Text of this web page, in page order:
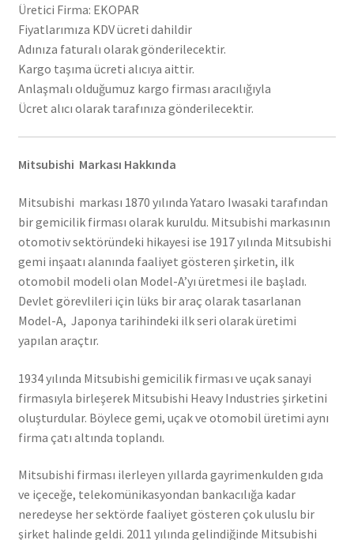
Üretici Firma: EKOPAR
Fiyatlarımıza KDV ücreti dahildir
Adınıza faturalı olarak gönderilecektir.
Kargo taşıma ücreti alıcıya aittir.
Anlaşmalı olduğumuz kargo firması aracılığıyla
Ücret alıcı olarak tarafınıza gönderilecektir.
Mitsubishi Markası Hakkında
Mitsubishi markası 1870 yılında Yataro Iwasaki tarafından
bir gemicilik firması olarak kuruldu. Mitsubishi markasının
otomotiv sektöründeki hikayesi ise 1917 yılında Mitsubishi
gemi inşaatı alanında faaliyet gösteren şirketin, ilk
otomobil modeli olan Model-A’yı üretmesi ile başladı.
Devlet görevlileri için lüks bir araç olarak tasarlanan
Model-A, Japonya tarihindeki ilk seri olarak üretimi
yapılan araçtır.
1934 yılında Mitsubishi gemicilik firması ve uçak sanayi
firmasıyla birleşerek Mitsubishi Heavy Industries şirketini
oluşturdular. Böylece gemi, uçak ve otomobil üretimi aynı
firma çatı altında toplandı.
Mitsubishi firması ilerleyen yıllarda gayrimenkulden gıda
ve içeceğe, telekomünikasyondan bankacılığa kadar
neredeyse her sektörde faaliyet gösteren çok uluslu bir
şirket halinde geldi. 2011 yılında gelindiğinde Mitsubishi